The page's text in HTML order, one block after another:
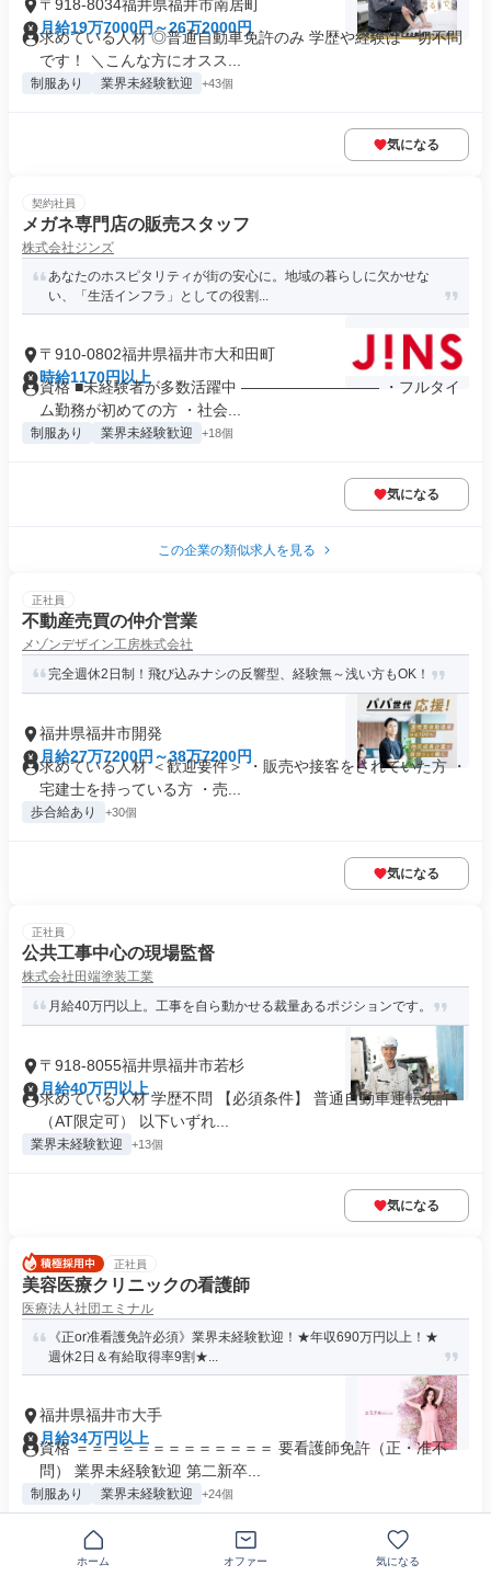
〒918-8034福井県福井市南居町
月給19万7000円～26万2000円
求めている人材 ◎普通自動車免許のみ 学歴や経験は一切不問
です！ ＼こんな方にオスス...
制服あり 業界未経験歓迎 +43個
気になる
契約社員
メガネ専門店の販売スタッフ
株式会社ジンズ
あなたのホスピタリティが街の安心に。地域の暮らしに欠かせな
い、「生活インフラ」としての役割...
〒910-0802福井県福井市大和田町
時給1170円以上
資格 ■未経験者が多数活躍中 ――――――――― ・フルタイ
ム勤務が初めての方 ・社会...
制服あり 業界未経験歓迎 +18個
気になる
この企業の類似求人を見る
正社員
不動産売買の仲介営業
メゾンデザイン工房株式会社
完全週休2日制！飛び込みナシの反響型、経験無～浅い方もOK！
福井県福井市開発
月給27万7200円～38万7200円
求めている人材 ＜歓迎要件＞ ・販売や接客をされていた方 ・
宅建士を持っている方 ・売...
歩合給あり +30個
気になる
正社員
公共工事中心の現場監督
株式会社田端塗装工業
月給40万円以上。工事を自ら動かせる裁量あるポジションです。
〒918-8055福井県福井市若杉
月給40万円以上
求めている人材 学歴不問 【必須条件】 普通自動車運転免許
（AT限定可） 以下いずれ...
業界未経験歓迎 +13個
気になる
正社員
美容医療クリニックの看護師
医療法人社団エミナル
《正or准看護免許必須》業界未経験歓迎！★年収690万円以上！★
週休2日＆有給取得率9割★...
福井県福井市大手
月給34万円以上
資格 ＝＝＝＝＝＝＝＝＝＝＝＝＝ 要看護師免許（正・准不
問） 業界未経験歓迎 第二新卒...
制服あり 業界未経験歓迎 +24個
気になる
ホーム オファー 気になる